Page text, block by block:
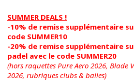
SUMMER DEALS !
-10% de remise supplémentaire
code SUMMER10
-20% de remise supplémentaire
padel avec le code SUMMER20
(hors raquettes Pure Aero 2026, Blade
2026, rubriques clubs & balles)